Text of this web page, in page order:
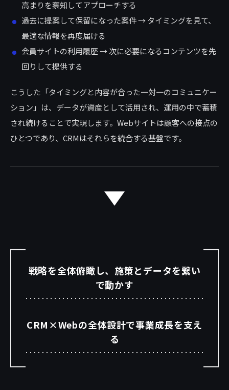
高まりを察知してアプローチする
過去に提案して保留になった案件 → タイミングを見て、
最適な情報を再度届ける
会員サイトの利用履歴 → 次に必要になるコンテンツを先
回りして提供する
こうした「タイミングと内容が合った一対一のコミュニケー
ション」は、データが資産として活用され、運用の中で蓄積
され続けることで実現します。Webサイトは顧客への接点の
ひとつであり、CRMはそれらを統合する基盤です。
戦略を全体俯瞰し、施策とデータを繋い
で動かす
CRM×Webの全体設計で事業成長を支え
る